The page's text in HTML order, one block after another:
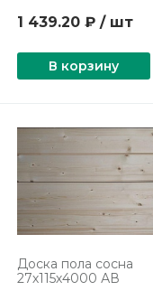
1 439.20 ₽ / шт
В корзину
Доска пола сосна
27х115х4000 АВ